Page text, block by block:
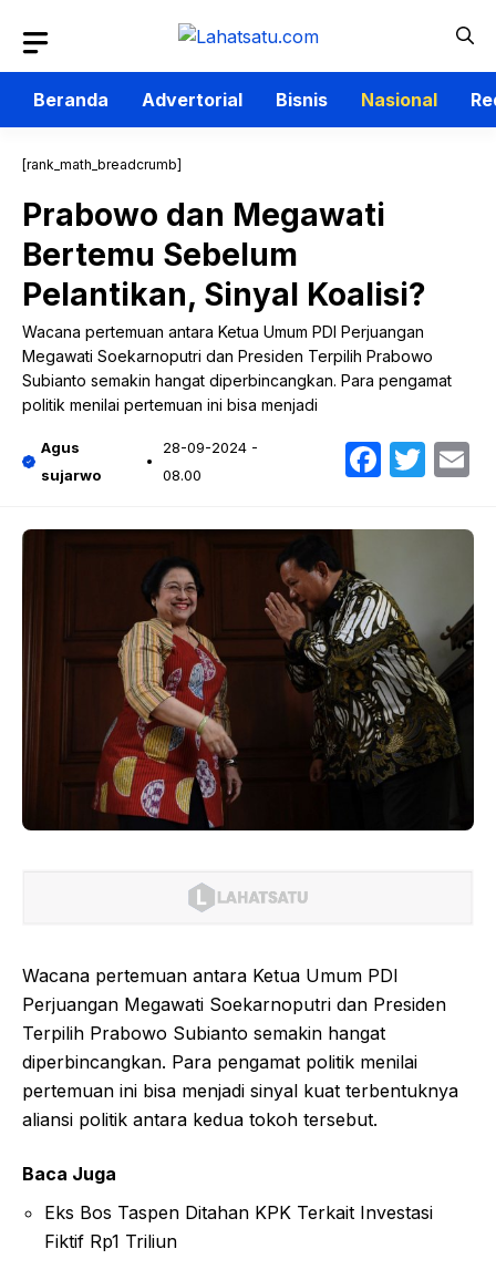
isi
Beranda
Advertorial Bisnis Nasional
[rank_math_breadcrumb]
Prabowo dan Megawati
Bertemu Sebelum
Pelantikan, Sinyal Koalisi?
Wacana pertemuan antara Ketua Umum PDI Perjuangan
Megawati Soekarnoputri dan Presiden Terpilih Prabowo
Subianto semakin hangat diperbincangkan. Para pengamat
politik menilai pertemuan ini bisa menjadi
Agus
sujarwo
28-09-2024 -
08.00
Wacana pertemuan antara Ketua Umum PDI
Perjuangan Megawati Soekarnoputri dan Presiden
Terpilih Prabowo Subianto semakin hangat
diperbincangkan. Para pengamat politik menilai
pertemuan ini bisa menjadi sinyal kuat terbentuknya
aliansi politik antara kedua tokoh tersebut.
Baca Juga
Eks Bos Taspen Ditahan KPK Terkait Investasi
Fiktif Rp1 Triliun